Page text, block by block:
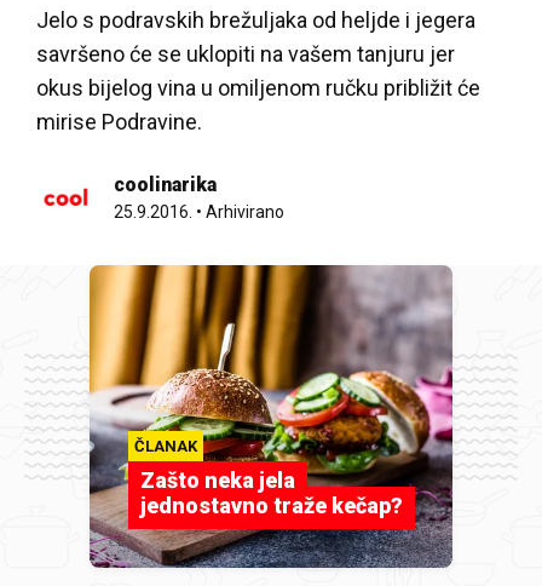
Jelo s podravskih brežuljaka od heljde i jegera
savršeno će se uklopiti na vašem tanjuru jer
okus bijelog vina u omiljenom ručku približit će
mirise Podravine.
coolinarika
25.9.2016. • Arhivirano
ČLANAK
Zašto neka jela
jednostavno traže kečap?